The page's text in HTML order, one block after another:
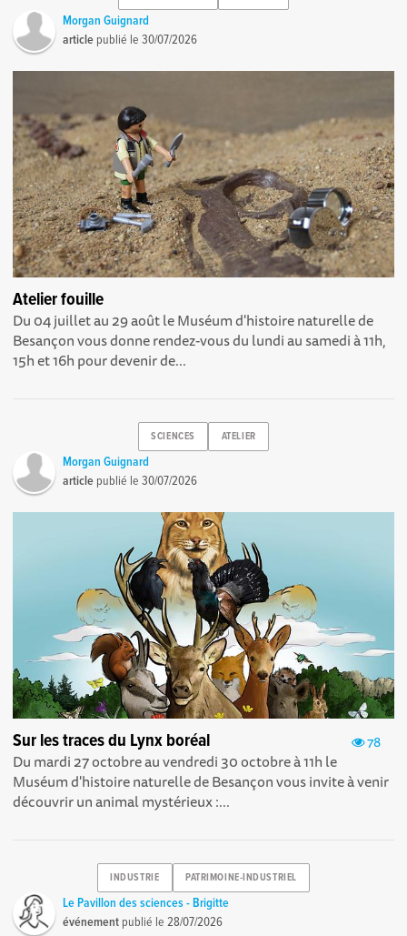
Morgan Guignard
article publié le30/07/2026
Atelier fouille
Du 04 juillet au 29 août le Muséum d'histoire naturelle de
Besançon vous donne rendez-vous du lundi au samedi à 11h,
15h et 16h pour devenir de...
SCIENCES ATELIER
Morgan Guignard
article publié le30/07/2026
78
Sur les traces du Lynx boréal
Du mardi 27 octobre au vendredi 30 octobre à 11h le
Muséum d'histoire naturelle de Besançon vous invite à venir
découvrir un animal mystérieux :...
INDUSTRIE PATRIMOINE-INDUSTRIEL
Le Pavillon des sciences - Brigitte
événement publié le28/07/2026